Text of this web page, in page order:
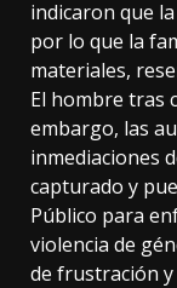
indicaron que
por lo que la
materiales,
El hombre tras
embargo, las
inmediaciones
capturado y
Público para
violencia de
de frustración